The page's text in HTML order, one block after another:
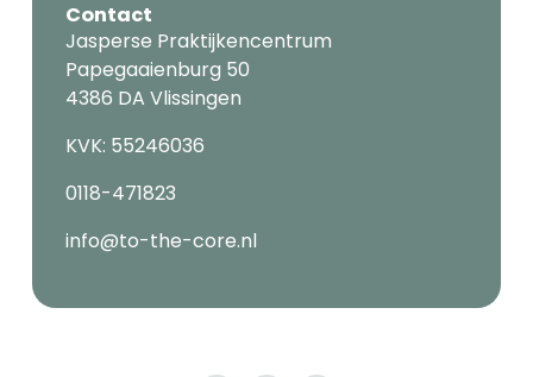
Contact
Jasperse Praktijkencentrum
Papegaaienburg 50
4386 DA Vlissingen
KVK: 55246036
0118-471823
info@to-the-core.nl